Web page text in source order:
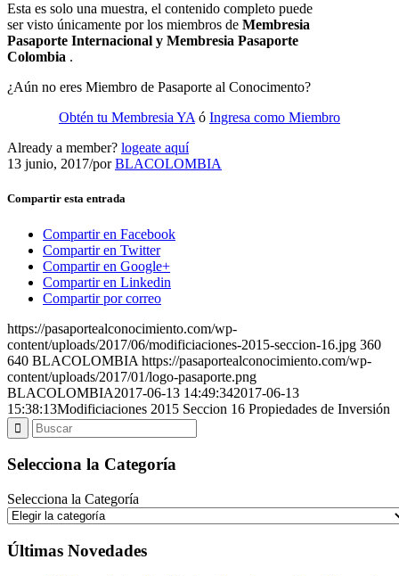
Esta es solo una muestra, el contenido completo puede
ser visto únicamente por los miembros de Membresia
Pasaporte Internacional y Membresia Pasaporte
Colombia .
¿Aún no eres Miembro de Pasaporte al Conocimento?
Obtén tu Membresia YA ó Ingresa como Miembro
Already a member? logeate aquí
13 junio, 2017/porBLACOLOMBIA
Compartir esta entrada
Compartir en Facebook
Compartir en Twitter
Compartir en Google+
Compartir en Linkedin
Compartir por correo
https://pasaportealconocimiento.com/wp-
content/uploads/2017/06/modificiaciones-2015-seccion-16.jpg 360
640 BLACOLOMBIA https://pasaportealconocimiento.com/wp-
content/uploads/2017/01/logo-pasaporte.png
BLACOLOMBIA2017-06-13 14:49:342017-06-13
15:38:13Modificiaciones 2015 Seccion 16 Propiedades de Inversión
Selecciona la Categoría
Selecciona la Categoría
Últimas Novedades